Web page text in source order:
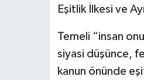
Eşitlik İlkesi ve
Temeli “insan
siyasi düşünce,
kanun önünde